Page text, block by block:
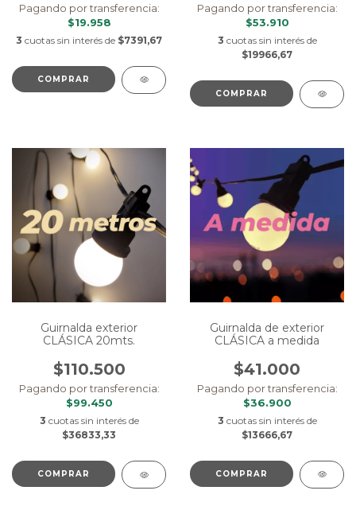
Pagando por transferencia:
$19.958
3 cuotas sin interés de $7391,67
COMPRAR
Pagando por transferencia:
$53.910
3 cuotas sin interés de
$19966,67
COMPRAR
Guirnalda exterior
CLÁSICA 20mts.
$110.500
Pagando por transferencia:
$99.450
3 cuotas sin interés de
$36833,33
COMPRAR
Guirnalda de exterior
CLÁSICA a medida
$41.000
Pagando por transferencia:
$36.900
3 cuotas sin interés de
$13666,67
COMPRAR